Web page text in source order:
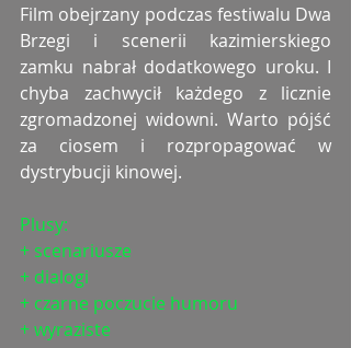
Film obejrzany podczas festiwalu Dwa
Brzegi i scenerii kazimierskiego
zamku nabrał dodatkowego uroku. I
chyba zachwycił każdego z licznie
zgromadzonej widowni. Warto pójść
za ciosem i rozpropagować w
dystrybucji kinowej.
Plusy:
+ scenariusze
+ dialogi
+ czarne poczucie humoru
+ wyraziste